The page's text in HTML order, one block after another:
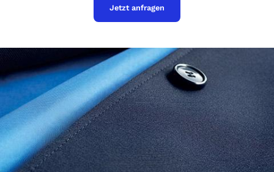
Jetzt anfragen